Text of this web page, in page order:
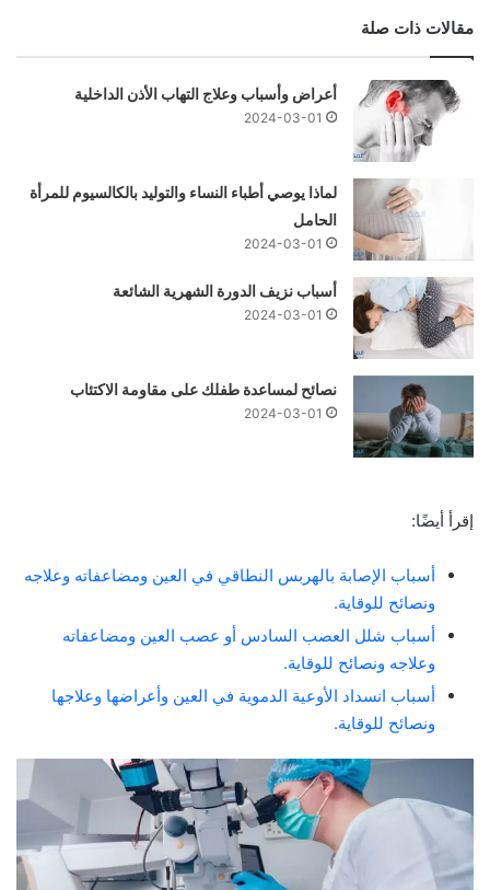
مقالات ذات صلة
أعراض وأسباب وعلاج التهاب الأذن الداخلية
2024-03-01
لماذا يوصي أطباء النساء والتوليد بالكالسيوم للمرأة
الحامل
2024-03-01
أسباب نزيف الدورة الشهرية الشائعة
2024-03-01
نصائح لمساعدة طفلك على مقاومة الاكتئاب
2024-03-01
إقرأ أيضًا:
أسباب الإصابة بالهربس النطاقي في العين ومضاعفاته وعلاجه
ونصائح للوقاية.
أسباب شلل العصب السادس أو عصب العين ومضاعفاته
وعلاجه ونصائح للوقاية.
أسباب انسداد الأوعية الدموية في العين وأعراضها وعلاجها
ونصائح للوقاية.